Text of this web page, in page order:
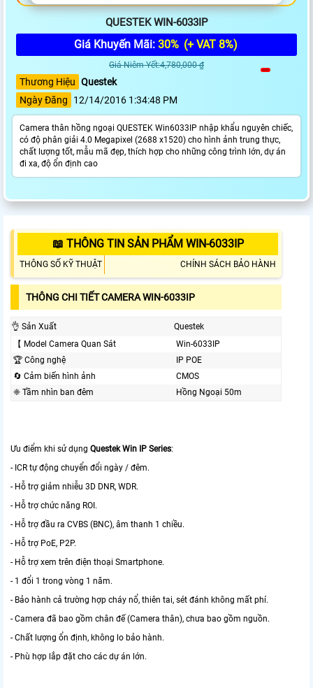
QUESTEK WIN-6033IP
Giá Khuyến Mãi: 30% (+ VAT 8%)
Giá Niêm Yết:4,780,000 ₫
Thương Hiệu Questek
Ngày Đăng
12/14/2016 1:34:48 PM
Camera thân hồng ngoại QUESTEK Win6033IP nhập khẩu nguyên chiếc,
có độ phân giải 4.0 Megapixel (2688 x1520) cho hình ảnh trung thực,
chất lượng tốt, mẫu mã đẹp, thích hợp cho những công trình lớn, dự án
đi xa, độ ổn định cao
📖 THÔNG TIN SẢN PHẨM WIN-6033IP
THÔNG SỐ KỸ THUẬT CHÍNH SÁCH BẢO HÀNH
THÔNG CHI TIẾT CAMERA WIN-6033IP
👌 Sản Xuất
Questek
【 Model Camera Quan Sát
Win-6033IP
🏆 Công nghệ
IP POE
🔄 Cảm biến hình ảnh
CMOS
❈ Tầm nhìn ban đêm
Hồng Ngoại 50m
Ưu điểm khi sử dụng Questek Win IP Series:
- ICR tự động chuyển đổi ngày / đêm.
- Hỗ trợ giảm nhiễu 3D DNR, WDR.
- Hỗ trợ chức năng ROI.
- Hỗ trợ đầu ra CVBS (BNC), âm thanh 1 chiều.
- Hỗ trợ PoE, P2P.
- Hỗ trợ xem trên điện thoại Smartphone.
- 1 đổi 1 trong vòng 1 năm.
- Bảo hành cả trường hợp cháy nổ, thiên tai, sét đánh không mất phí.
- Camera đã bao gồm chân đế (Camera thân), chưa bao gồm nguồn.
- Chất lượng ổn định, không lo bảo hành.
- Phù hợp lắp đặt cho các dự án lớn.